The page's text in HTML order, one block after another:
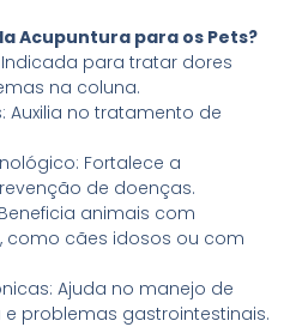
Acupuntura para os Pets?
para tratar dores
na coluna.
Auxilia no tratamento de
Fortalece a
de doenças.
animais com
cães idosos ou com
Ajuda no manejo de
problemas gastrointestinais.